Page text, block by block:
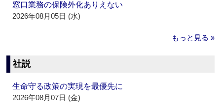
窓口業務の保険外化ありえない
2026年08月05日 (水)
もっと見る »
社説
生命守る政策の実現を最優先に
2026年08月07日 (金)